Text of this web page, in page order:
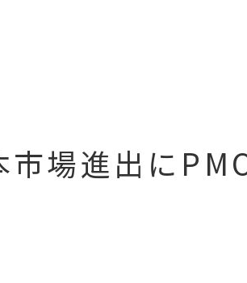
場進出に